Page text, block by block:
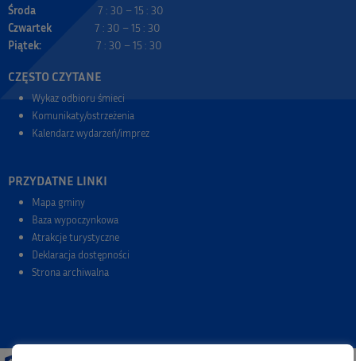
Środa 7 : 30 – 15 : 30
Czwartek 7 : 30 – 15 : 30
Piątek: 7 : 30 – 15 : 30
CZĘSTO CZYTANE
Wykaz odbioru śmieci
Komunikaty/ostrzeżenia
Kalendarz wydarzeń/imprez
PRZYDATNE LINKI
Mapa gminy
Baza wypoczynkowa
Atrakcje turystyczne
Deklaracja dostępności
Strona archiwalna